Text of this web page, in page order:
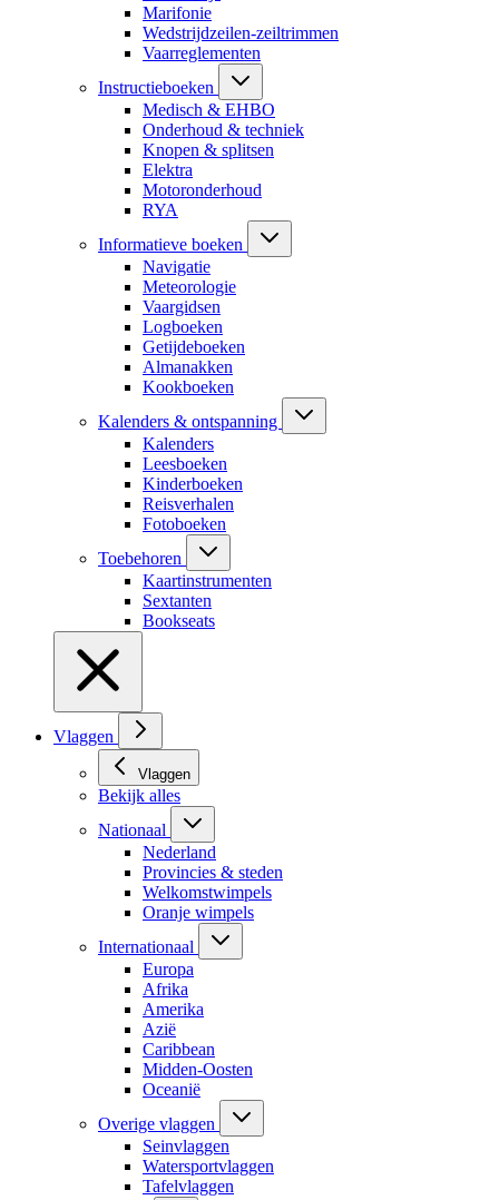
Marifonie
Wedstrijdzeilen-zeiltrimmen
Vaarreglementen
Instructieboeken
Medisch & EHBO
Onderhoud & techniek
Knopen & splitsen
Elektra
Motoronderhoud
RYA
Informatieve boeken
Navigatie
Meteorologie
Vaargidsen
Logboeken
Getijdeboeken
Almanakken
Kookboeken
Kalenders & ontspanning
Kalenders
Leesboeken
Kinderboeken
Reisverhalen
Fotoboeken
Toebehoren
Kaartinstrumenten
Sextanten
Bookseats
Vlaggen
Vlaggen
Bekijk alles
Nationaal
Nederland
Provincies & steden
Welkomstwimpels
Oranje wimpels
Internationaal
Europa
Afrika
Amerika
Azië
Caribbean
Midden-Oosten
Oceanië
Overige vlaggen
Seinvlaggen
Watersportvlaggen
Tafelvlaggen